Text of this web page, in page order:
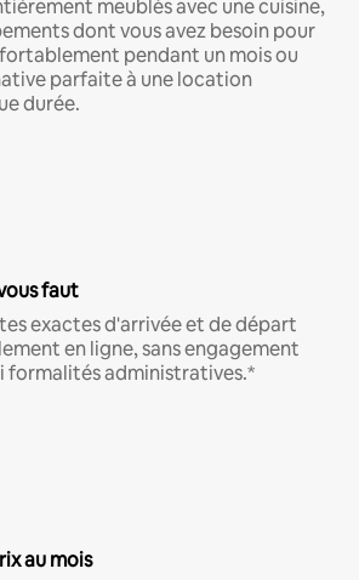
meublés avec une cuisine,
dont vous avez besoin pour
pendant un mois ou
parfaite à une location
durée.
faut
exactes d'arrivée et de départ
en ligne, sans engagement
formalités administratives.*
au mois